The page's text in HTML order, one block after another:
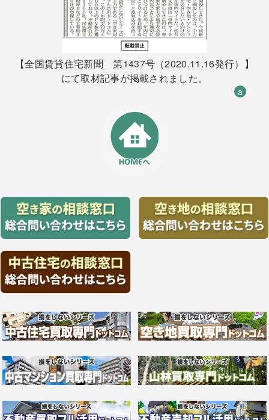
【全国賃貸住宅新聞 第1437号（2020.11.16発行）】
にて取材記事が掲載されました。
a